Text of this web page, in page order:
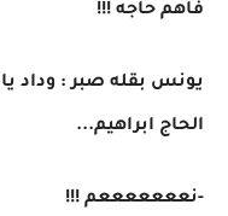
فاهم حاجه !!!
يونس بقله صبر : وداد
الحاج ابراهيم...
-نعععععععم !!!